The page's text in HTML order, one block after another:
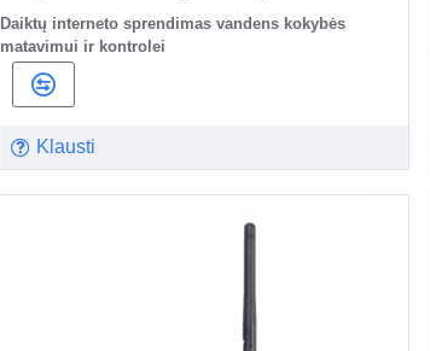
Daiktų interneto sprendimas vandens kokybės
matavimui ir kontrolei
Klausti